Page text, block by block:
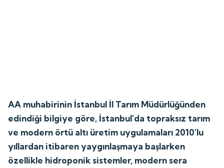
AA muhabirinin İstanbul İl Tarım Müdürlüğünden
edindiği bilgiye göre, İstanbul'da topraksız tarım
ve modern örtü altı üretim uygulamaları 2010'lu
yıllardan itibaren yaygınlaşmaya başlarken
özellikle hidroponik sistemler, modern sera